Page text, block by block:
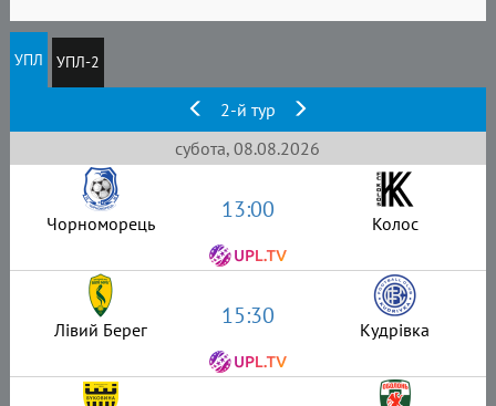
УПЛ УПЛ-2
2-й тур
субота, 08.08.2026
Чорноморець 13:00 Колос
Лівий Берег 15:30 Кудрівка